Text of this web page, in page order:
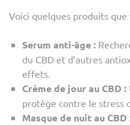
Voici quelques produits
Serum anti-âge :
du CBD et d’autres
effets.
Crème de jour au CBD :
protège contre le stress
Masque de nuit au CBD